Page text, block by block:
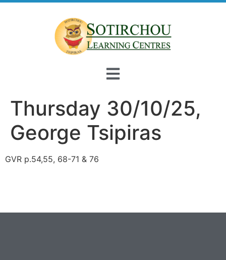
Thursday 30/10/25,
George Tsipiras
GVR p.54,55, 68-71 & 76